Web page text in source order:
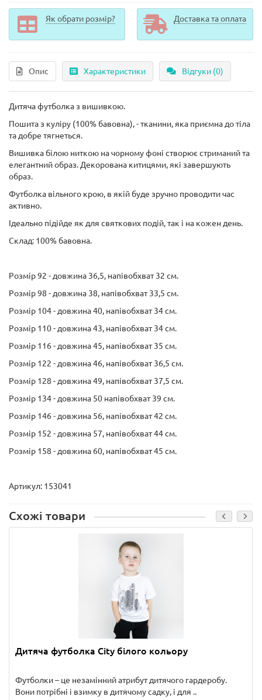
Як обрати розмір? Доставка та оплата
Опис Характеристики Відгуки (0)
Дитяча футболка з вишивкою.
Пошита з куліру (100% бавовна), - тканини, яка приємна до тіла
та добре тягнеться.
Вишивка білою ниткою на чорному фоні створює стриманий та
елегантний образ. Декорована китицями, які завершують
образ.
Футболка вільного крою, в якій буде зручно проводити час
активно.
Ідеально підійде як для святкових подій, так і на кожен день.
Склад: 100% бавовна.
Розмір 92 - довжина 36,5, напівобхват 32 см.
Розмір 98 - довжина 38, напівобхват 33,5 см.
Розмір 104 - довжина 40, напівобхват 34 см.
Розмір 110 - довжина 43, напівобхват 34 см.
Розмір 116 - довжина 45, напівобхват 35 см.
Розмір 122 - довжина 46, напівобхват 36,5 см.
Розмір 128 - довжина 49, напівобхват 37,5 см.
Розмір 134 - довжина 50 напівобхват 39 см.
Розмір 146 - довжина 56, напівобхват 42 см.
Розмір 152 - довжина 57, напівобхват 44 см.
Розмір 158 - довжина 60, напівобхват 45 см.
Артикул: 153041
Схожі товари
Дитяча футболка City білого кольору
Футболки – це незамінний атрибут дитячого гардеробу.
Вони потрібні і взимку в дитячому садку, і для ..